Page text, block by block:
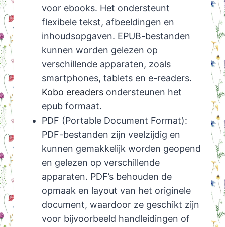
voor ebooks. Het ondersteunt
flexibele tekst, afbeeldingen en
inhoudsopgaven. EPUB-bestanden
kunnen worden gelezen op
verschillende apparaten, zoals
smartphones, tablets en e-readers.
Kobo ereadersondersteunen het
epub formaat.
PDF (Portable Document Format):
PDF-bestanden zijn veelzijdig en
kunnen gemakkelijk worden geopend
en gelezen op verschillende
apparaten. PDF’s behouden de
opmaak en layout van het originele
document, waardoor ze geschikt zijn
voor bijvoorbeeld handleidingen of